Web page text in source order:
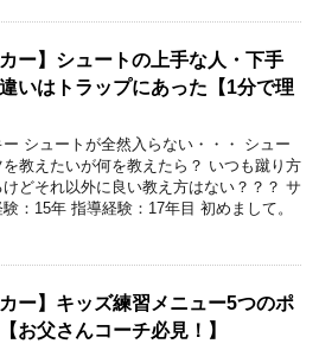
カー】シュートの上手な人・下手
いはトラップにあった【1分で理
シュートが全然入らない・・・ シュー
を教えたいが何を教えたら？ いつも蹴り方
けどそれ以外に良い教え方はない？？？ サ
験：15年 指導経験：17年目 初めまして。
カー】キッズ練習メニュー5つのポ
お父さんコーチ必見！】